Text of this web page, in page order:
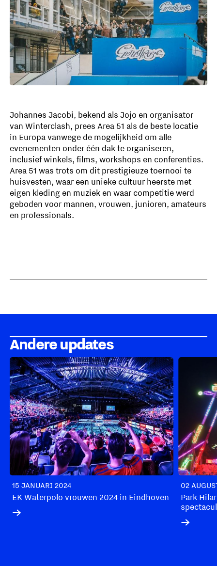
Johannes Jacobi, bekend als Jojo en organisator
van Winterclash, prees Area 51 als de beste locatie
in Europa vanwege de mogelijkheid om alle
evenementen onder één dak te organiseren,
inclusief winkels, films, workshops en conferenties.
Area 51 was trots om dit prestigieuze toernooi te
huisvesten, waar een unieke cultuur heerste met
eigen kleding en muziek en waar competitie werd
geboden voor mannen, vrouwen, junioren, amateurs
en professionals.
Andere updates
15 JANUARI 2024
EK Waterpolo vrouwen 2024 in Eindhoven
02
Park